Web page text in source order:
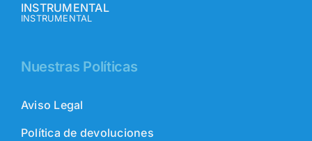
INSTRUMENTAL
INSTRUMENTAL
Nuestras Políticas
Aviso Legal
Política de devoluciones